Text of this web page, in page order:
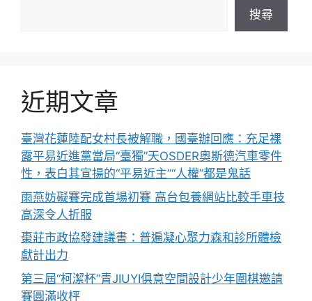
搜尋
近期文章
臺灣花蓮陸配女村長被解職，國臺辦回應：充足裸
露平易近進黨當局“臺獨”天OSDER奧斯德汽車零件
性，表白其宣揚的“平易近主”“人權”都是鬼話
雨燕妨礙賽完成首場初賽 高台包養網站比較手車技
高深令人折服
棗莊市政協發建議書：普遍凝心聚力森和診所體檢
獻計出力
第三屆“柯潔杯”青JIUYI俱意空間設計少年圍棋邀請
賽圓滿收枰